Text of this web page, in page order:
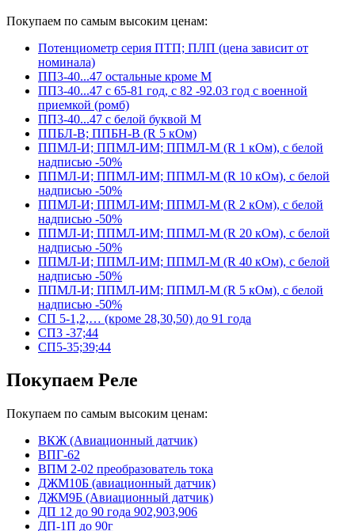
Покупаем по самым высоким ценам:
Потенциометр серия ПТП; ПЛП (цена зависит от
номинала)
ПП3-40...47 остальные кроме М
ПП3-40...47 с 65-81 год, с 82 -92.03 год с военной
приемкой (ромб)
ПП3-40...47 с белой буквой М
ППБЛ-В; ППБН-В (R 5 кОм)
ППМЛ-И; ППМЛ-ИМ; ППМЛ-М (R 1 кОм), с белой
надписью -50%
ППМЛ-И; ППМЛ-ИМ; ППМЛ-М (R 10 кОм), с белой
надписью -50%
ППМЛ-И; ППМЛ-ИМ; ППМЛ-М (R 2 кОм), с белой
надписью -50%
ППМЛ-И; ППМЛ-ИМ; ППМЛ-М (R 20 кОм), с белой
надписью -50%
ППМЛ-И; ППМЛ-ИМ; ППМЛ-М (R 40 кОм), с белой
надписью -50%
ППМЛ-И; ППМЛ-ИМ; ППМЛ-М (R 5 кОм), с белой
надписью -50%
СП 5-1,2,… (кроме 28,30,50) до 91 года
СП3 -37;44
СП5-35;39;44
Покупаем Реле
Покупаем по самым высоким ценам:
ВКЖ (Авиационный датчик)
ВПГ-62
ВПМ 2-02 преобразователь тока
ДЖМ10Б (авиационный датчик)
ДЖМ9Б (Авиационный датчик)
ДП 12 до 90 года 902,903,906
ДП-1П до 90г